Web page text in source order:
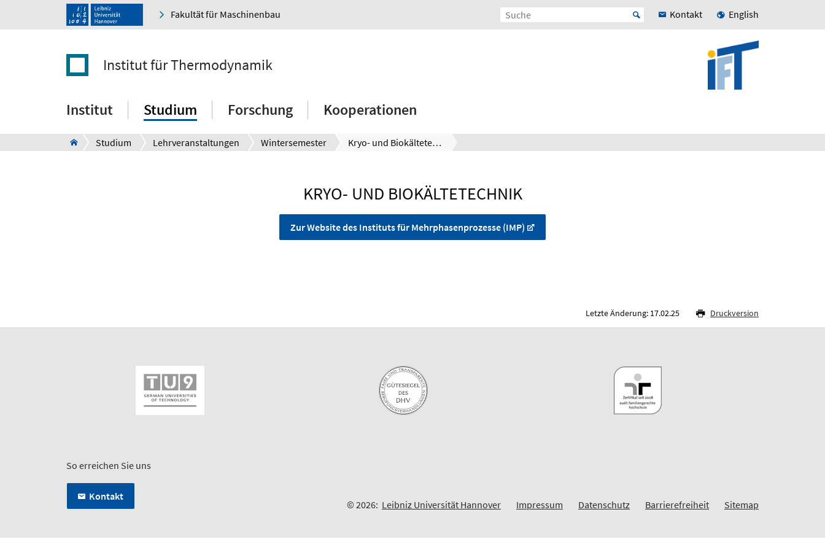
Fakultät für Maschinenbau Kontakt English
Institut für Thermodynamik
Institut Studium Forschung Kooperationen
Studium Lehrveranstaltungen Wintersemester Kryo- und Biokältetechnik
KRYO- UND BIOKÄLTETECHNIK
Zur Website des Instituts für Mehrphasenprozesse (IMP)
Letzte Änderung: 17.02.25 Druckversion
So erreichen Sie uns
Kontakt
© 2026: Leibniz Universität Hannover Impressum Datenschutz Barrierefreiheit Sitemap